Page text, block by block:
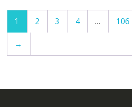
1 2 3 4 … 106
→